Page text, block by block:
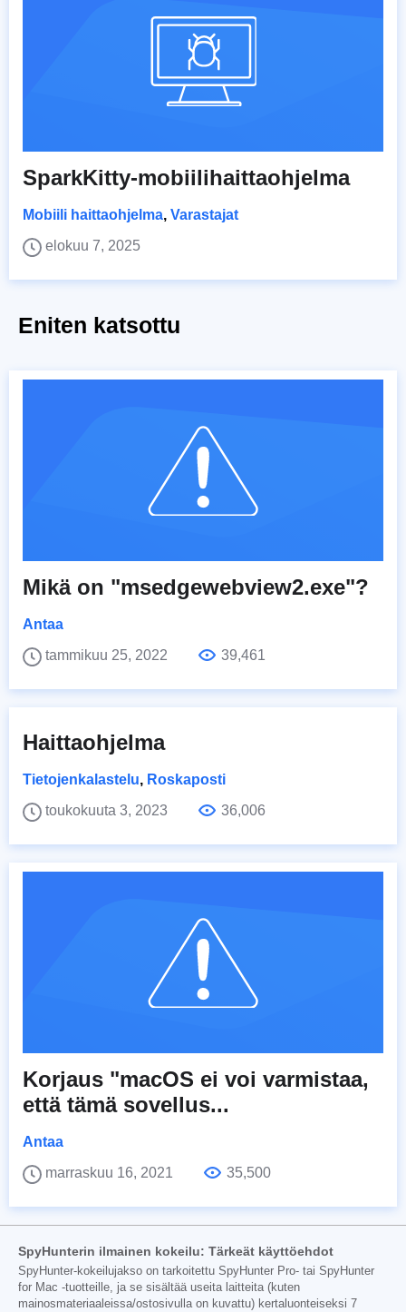
SparkKitty-mobiilihaittaohjelma
Mobiili haittaohjelma, Varastajat
elokuu 7, 2025
Eniten katsottu
Mikä on "msedgewebview2.exe"?
Antaa
tammikuu 25, 2022
39,461
Haittaohjelma
Tietojenkalastelu, Roskaposti
toukokuuta 3, 2023
36,006
Korjaus "macOS ei voi varmistaa,
että tämä sovellus...
Antaa
marraskuu 16, 2021
35,500
SpyHunterin ilmainen kokeilu: Tärkeät käyttöehdot
SpyHunter-kokeilujakso on tarkoitettu SpyHunter Pro- tai SpyHunter
for Mac -tuotteille, ja se sisältää useita laitteita (kuten
mainosmateriaaleissa/ostosivulla on kuvattu) kertaluonteiseksi 7